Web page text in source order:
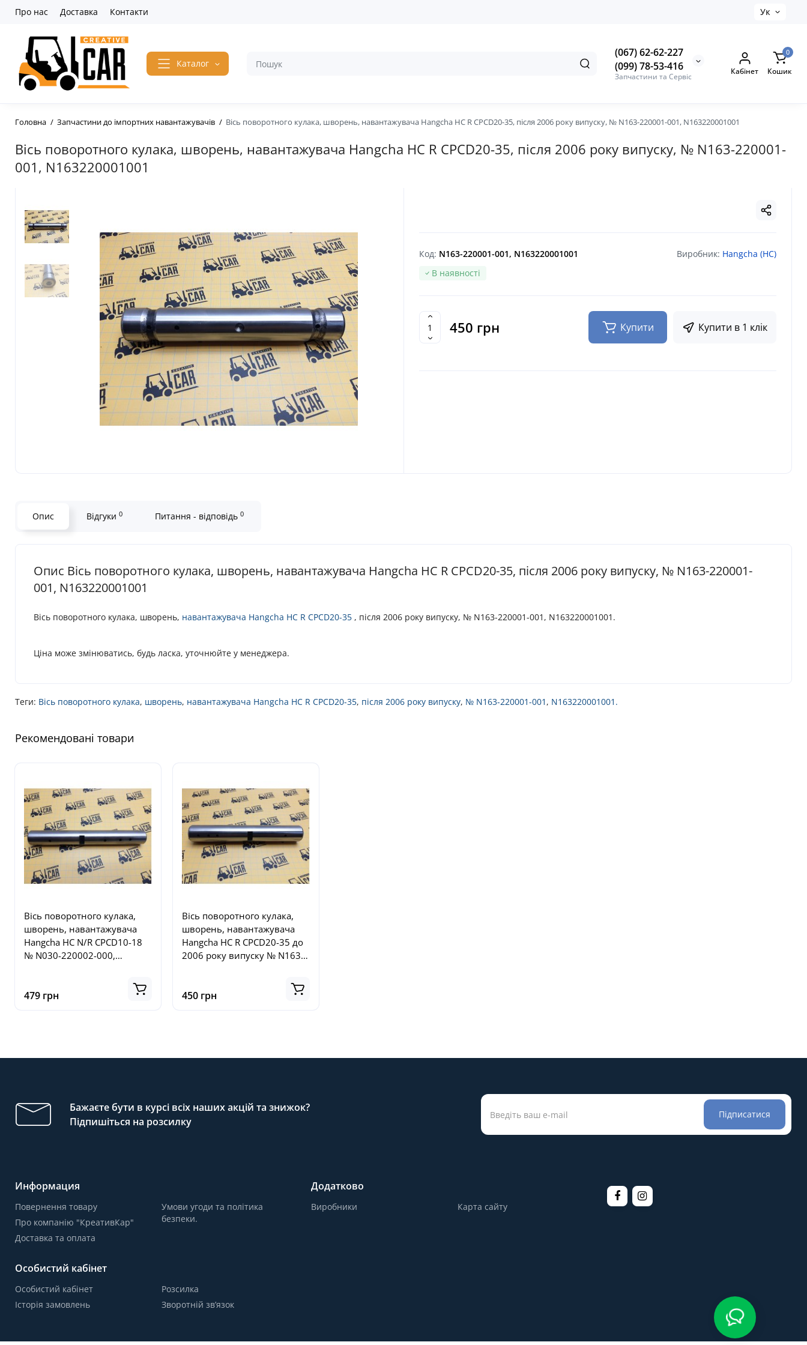
Про нас Доставка Контакти Ук
Каталог
(067) 62-62-227
(099) 78-53-416
Запчастини та Сервіс Кабінет
0
Кошик
Головна Запчастини до імпортних навантажувачів Вісь поворотного кулака, шворень, навантажувача Hangcha HC R CPCD20-35, після 2006 року випуску, № N163-220001-001, N163220001001
Вісь поворотного кулака, шворень, навантажувача Hangcha HC R CPCD20-35, після 2006 року випуску, № N163-220001-
001, N163220001001
Код: N163-220001-001, N163220001001 Виробник: Hangcha (HC)
В наявності
450 грн Купити Купити в 1 клік
Опис Відгуки 0 Питання - відповідь 0
Опис Вісь поворотного кулака, шворень, навантажувача Hangcha HC R CPCD20-35, після 2006 року випуску, № N163-220001-
001, N163220001001
Вісь поворотного кулака, шворень, навантажувача Hangcha HC R CPCD20-35 , після 2006 року випуску, № N163-220001-001, N163220001001.
Ціна може змінюватись, будь ласка, уточнюйте у менеджера.
Теги: Вісь поворотного кулака, шворень, навантажувача Hangcha HC R CPCD20-35, після 2006 року випуску, № N163-220001-001 , N163220001001.
Рекомендовані товари
Вісь поворотного кулака,
шворень, навантажувача
Hangcha HC N/R CPCD10-18
№ N030-220002-000,
479 грн
Вісь поворотного кулака,
шворень, навантажувача
Hangcha HC R CPCD20-35 до
2006 року випуску № N163-
450 грн
Бажаєте бути в курсі всіх наших акцій та знижок?
Підпишіться на розсилку
Підписатися
Информация
Повернення товару
Про компанію "КреативКар"
Доставка та оплата
Умови угоди та політика
безпеки.
Додатково
Виробники Карта сайту
Особистий кабінет
Особистий кабінет
Історія замовлень
Розсилка
Зворотній зв’язок